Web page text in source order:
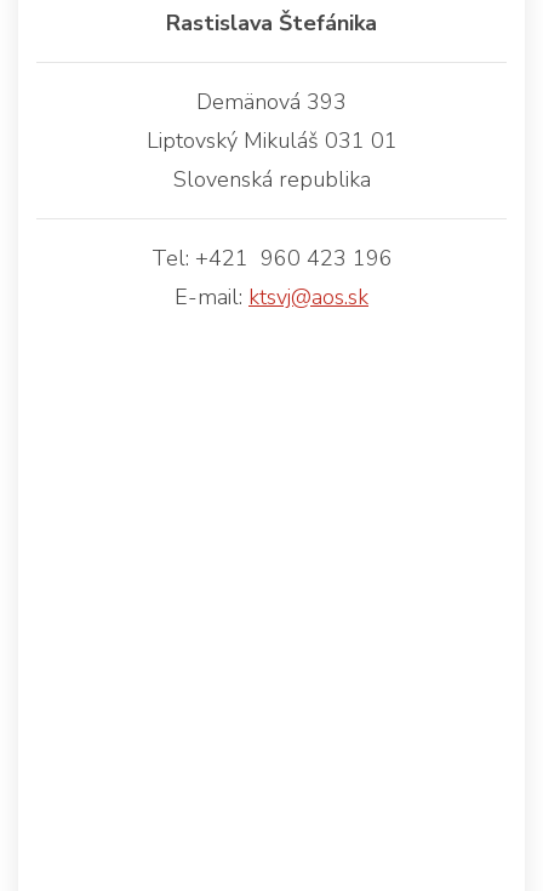
Rastislava Štefánika
Demänová 393
Liptovský Mikuláš 031 01
Slovenská republika
Tel: +421 960 423 196
E-mail: ktsvj@aos.sk